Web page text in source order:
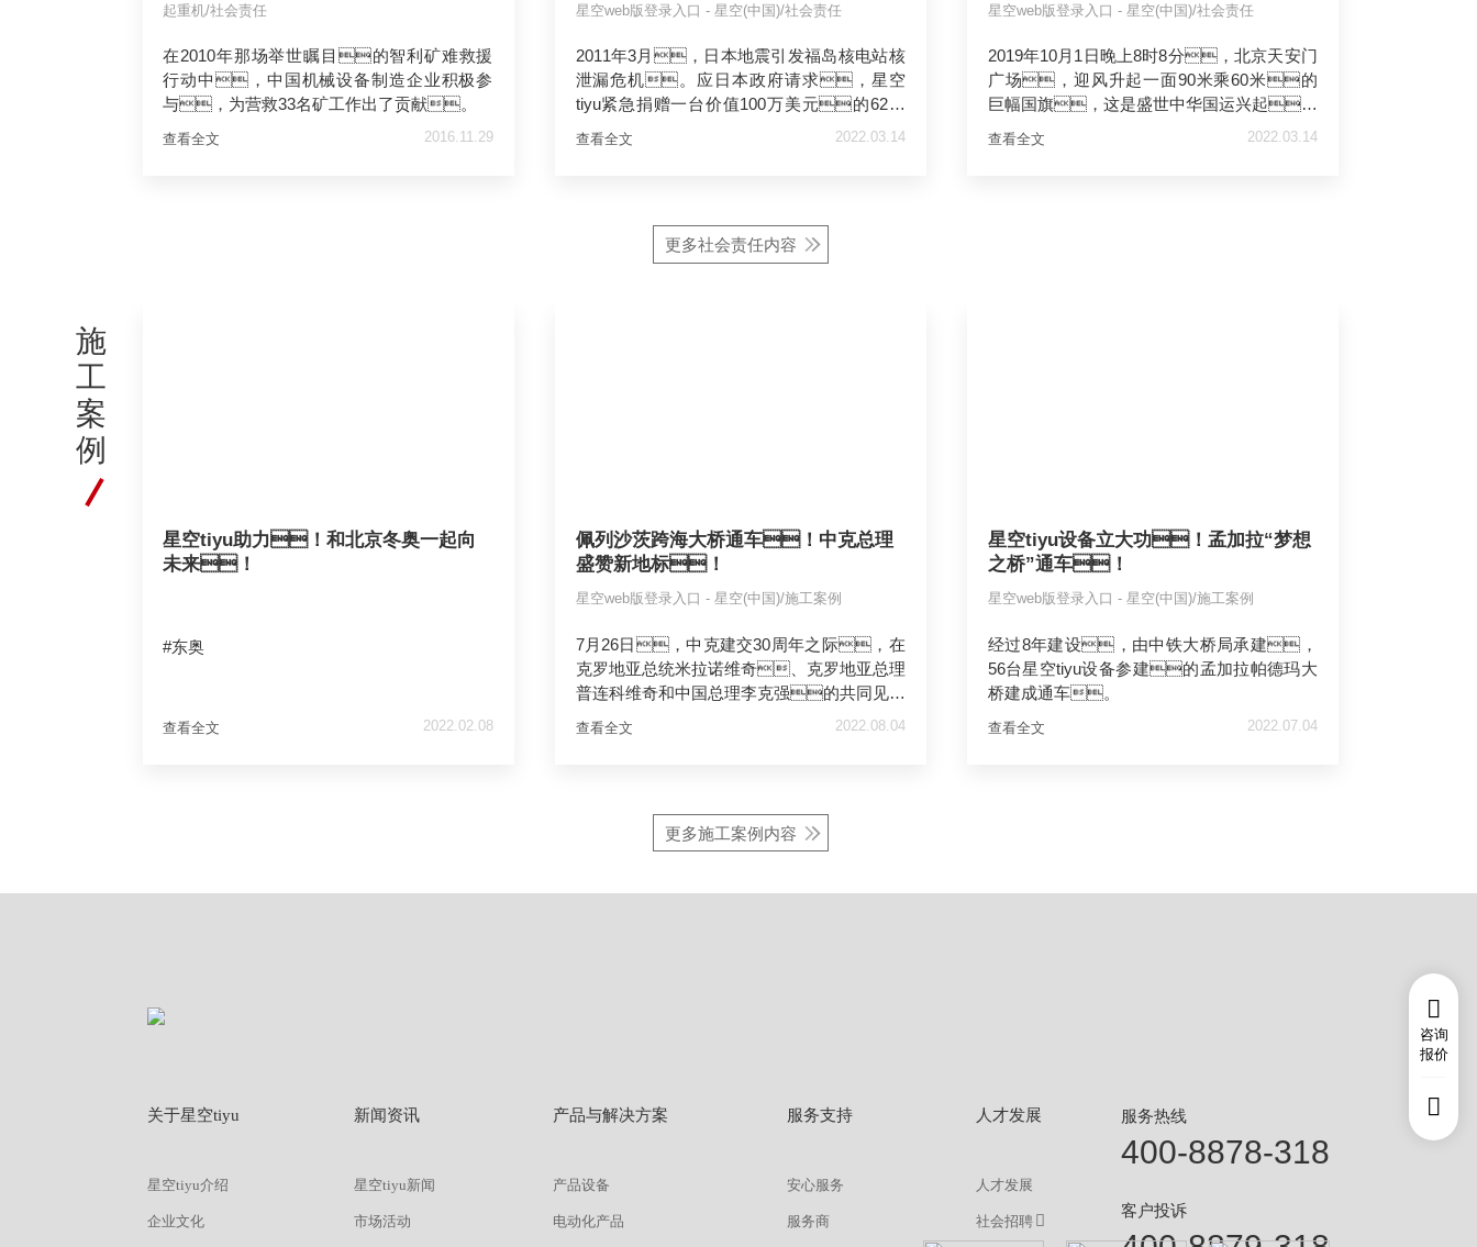
起重机/社会责任
在2010年那场举世瞩目的智利矿难救援
行动中，中国机械设备制造企业积极参
与，为营救33名矿工作出了贡献。
查看全文 2016.11.29
星空web版登录入口 - 星空(中国)/社会责任
2011年3月，日本地震引发福岛核电站核
泄漏危机。应日本政府请求，星空
tiyu紧急捐赠一台价值100万美元的62米
泵车驰援福岛，为核电站受损反应堆注水
降温，赢得日本政府和各界广泛肯
体、民众亲切称呼星空tiyu泵车为“大长颈
查看全文 2022.03.14
星空web版登录入口 - 星空(中国)/社会责任
2019年10月1日晚上8时8分，北京天安门
广场，迎风升起一面90米乘60米的
巨幅国旗，这是盛世中华国运兴起的
象征。稳稳举起这面巨幅国旗
的，是6台中国起重机，他的名
查看全文 2022.03.14
更多社会责任内容
施
工
案
例
星空tiyu助力！和北京冬奥一起向
未来！
#东奥
查看全文 2022.02.08
佩列沙茨跨海大桥通车！中克总理
盛赞新地标！
星空web版登录入口 - 星空(中国)/施工案例
7月26日，中克建交30周年之际，在
克罗地亚总统米拉诺维奇、克罗地亚总理
普连科维奇和中国总理李克强的共同见证
下，盛大的佩列沙茨大桥通车庆典活
动举行。
查看全文 2022.08.04
星空tiyu设备立大功！孟加拉“梦想
之桥”通车！
星空web版登录入口 - 星空(中国)/施工案例
经过8年建设，由中铁大桥局承建，
56台星空tiyu设备参建的孟加拉帕德玛大
桥建成通车。
查看全文 2022.07.04
更多施工案例内容
关于星空tiyu
星空tiyu介绍
企业文化
新闻资讯
星空tiyu新闻
市场活动
产品与解决方案
产品设备
电动化产品
服务支持
安心服务
服务商
人才发展
人才发展
社会招聘
服务热线
400-8878-318
客户投诉
咨询
报价